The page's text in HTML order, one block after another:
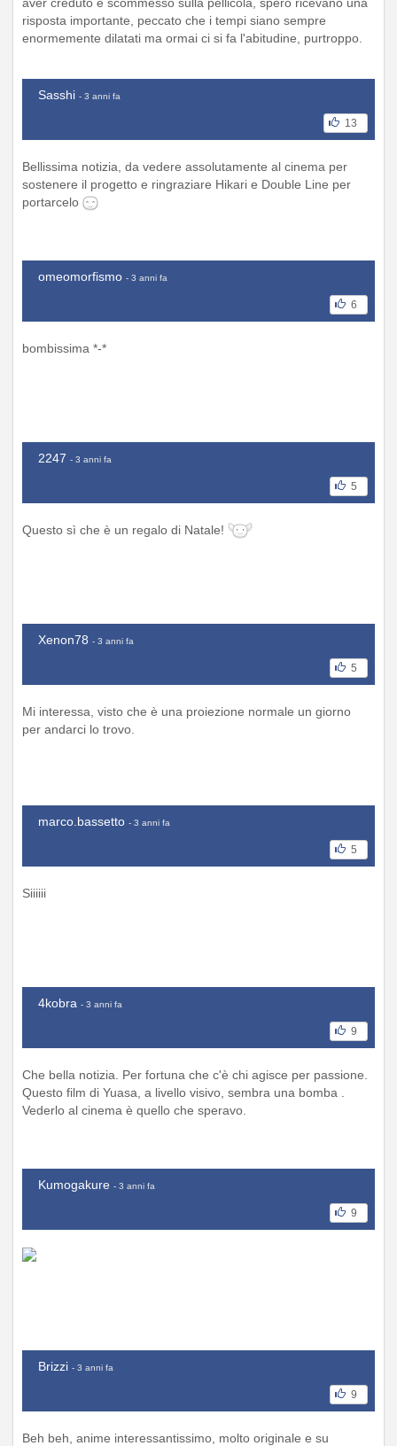
risposta importante, peccato che i tempi siano sempre
enormemente dilatati ma ormai ci si fa l'abitudine, purtroppo.
Sasshi - 3 anni fa
13
Bellissima notizia, da vedere assolutamente al cinema per
sostenere il progetto e ringraziare Hikari e Double Line per
portarcelo
omeomorfismo - 3 anni fa
6
bombissima *-*
2247 - 3 anni fa
5
Questo sì che è un regalo di Natale!
Xenon78 - 3 anni fa
5
Mi interessa, visto che è una proiezione normale un giorno
per andarci lo trovo.
marco.bassetto - 3 anni fa
5
Siiiiii
4kobra - 3 anni fa
9
Che bella notizia. Per fortuna che c'è chi agisce per passione.
Questo film di Yuasa, a livello visivo, sembra una bomba .
Vederlo al cinema è quello che speravo.
Kumogakure - 3 anni fa
9
Brizzi - 3 anni fa
9
Beh beh, anime interessantissimo, molto originale e su